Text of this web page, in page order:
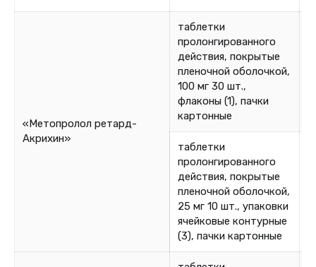
«Метопролол ретард-
Акрихин»
таблетки
пролонгированного
действия, покрытые
пленочной оболочкой,
100 мг 30 шт.,
флаконы (1), пачки
картонные
таблетки
пролонгированного
действия, покрытые
пленочной оболочкой,
25 мг 10 шт., упаковки
ячейковые контурные
(3), пачки картонные